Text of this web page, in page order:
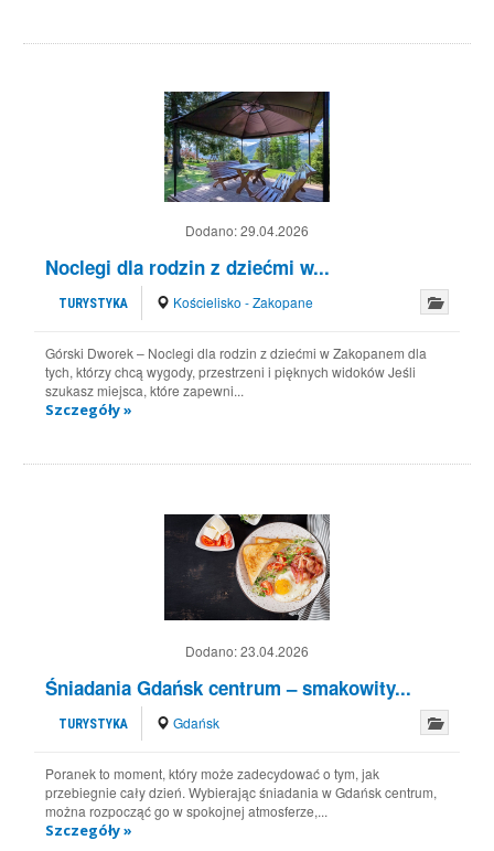
Dodano:29.04.2026
Noclegi dla rodzin z dziećmi w...
TURYSTYKA Kościelisko - Zakopane
Górski Dworek – Noclegi dla rodzin z dziećmi w Zakopanem dla
tych, którzy chcą wygody, przestrzeni i pięknych widoków Jeśli
szukasz miejsca, które zapewni...
Szczegóły »
Dodano:23.04.2026
Śniadania Gdańsk centrum – smakowity...
TURYSTYKA Gdańsk
Poranek to moment, który może zadecydować o tym, jak
przebiegnie cały dzień. Wybierając śniadania w Gdańsk centrum,
można rozpocząć go w spokojnej atmosferze,...
Szczegóły »